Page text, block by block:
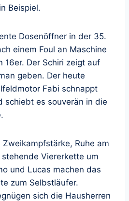
Beispiel.
Dosenöffner in der 35.
einem Foul an Maschine
16er. Der Schiri zeigt auf
geben. Der heute
Fabi schnappt
schiebt es souverän in die
Ruhe am
Viererkette um
und Lucas machen das
zum Selbstläufer.
sich die Hausherren